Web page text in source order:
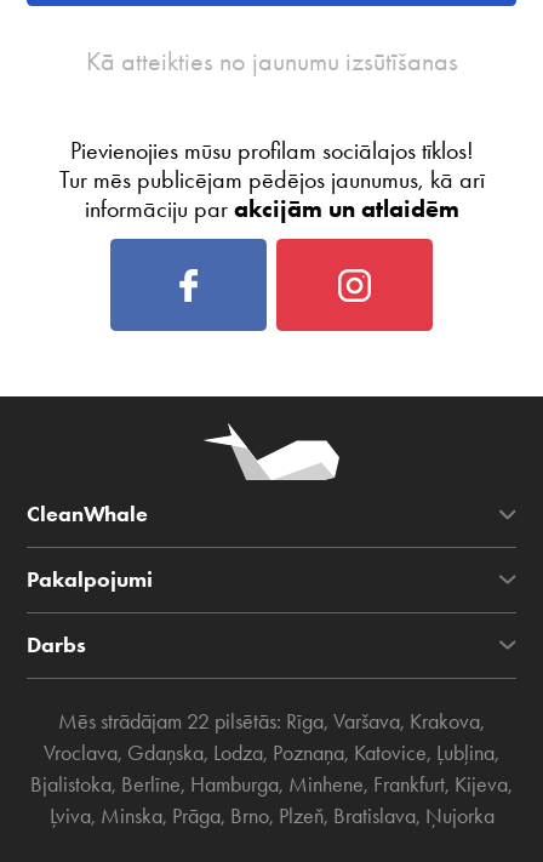
Kā atteikties no jaunumu izsūtīšanas
Pievienojies mūsu profilam sociālajos tīklos!
Tur mēs publicējam pēdējos jaunumus, kā arī
informāciju par akcijām un atlaidēm
CleanWhale
Pakalpojumi
Darbs
Mēs strādājam 22 pilsētās: Rīga, Varšava, Krakova,
Vroclava, Gdaņska, Lodza, Poznaņa, Katovice, Ļubļina,
Bjalistoka, Berlīne, Hamburga, Minhene, Frankfurt, Kijeva,
Ļviva, Minska, Prāga, Brno, Plzeň, Bratislava, Ņujorka